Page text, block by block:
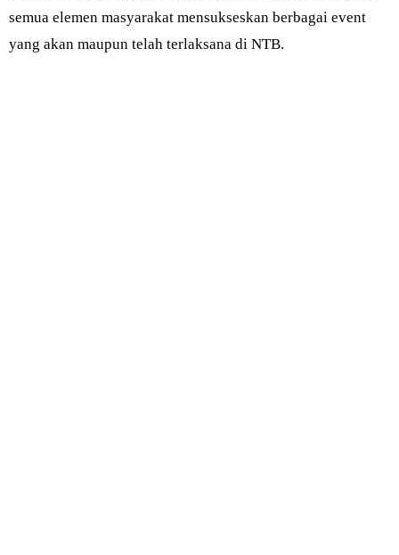
semua elemen masyarakat mensukseskan berbagai event
yang akan maupun telah terlaksana di NTB.